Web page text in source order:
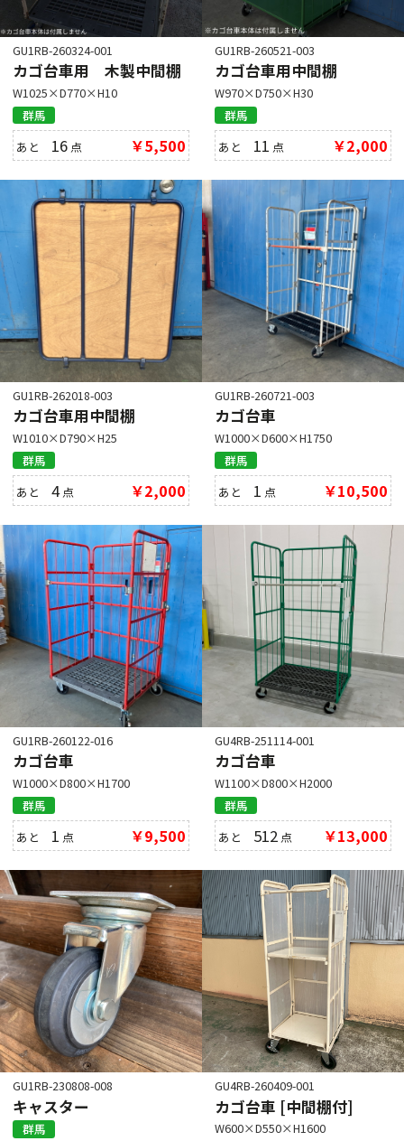
GU1RB-260324-001
カゴ台車用 木製中間棚
W1025×D770×H10
群馬
あと 16 点 ￥5,500
GU1RB-260521-003
カゴ台車用中間棚
W970×D750×H30
群馬
あと 11 点 ￥2,000
GU1RB-262018-003
カゴ台車用中間棚
W1010×D790×H25
群馬
あと4点 ￥2,000
GU1RB-260721-003
カゴ台車
W1000×D600×H1750
群馬
あと 1 点 ￥10,500
GU1RB-260122-016
カゴ台車
W1000×D800×H1700
群馬
あと 1 点 ￥9,500
GU4RB-251114-001
カゴ台車
W1100×D800×H2000
群馬
あと 512 点 ￥13,000
GU1RB-230808-008
キャスター
群馬
GU4RB-260409-001
カゴ台車 [中間棚付]
W600×D550×H1600